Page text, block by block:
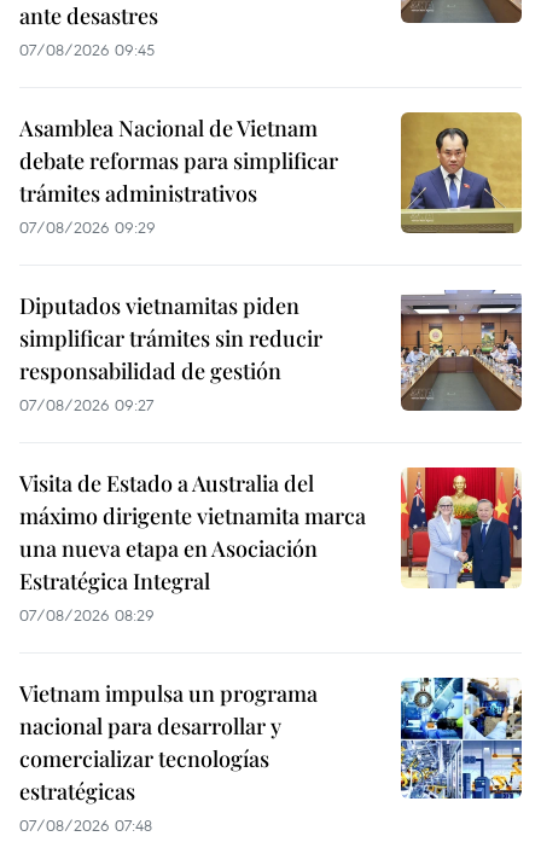
ante desastres
07/08/2026 09:45
Asamblea Nacional de Vietnam
debate reformas para simplificar
trámites administrativos
07/08/2026 09:29
Diputados vietnamitas piden
simplificar trámites sin reducir
responsabilidad de gestión
07/08/2026 09:27
Visita de Estado a Australia del
máximo dirigente vietnamita marca
una nueva etapa en Asociación
Estratégica Integral
07/08/2026 08:29
Vietnam impulsa un programa
nacional para desarrollar y
comercializar tecnologías
estratégicas
07/08/2026 07:48